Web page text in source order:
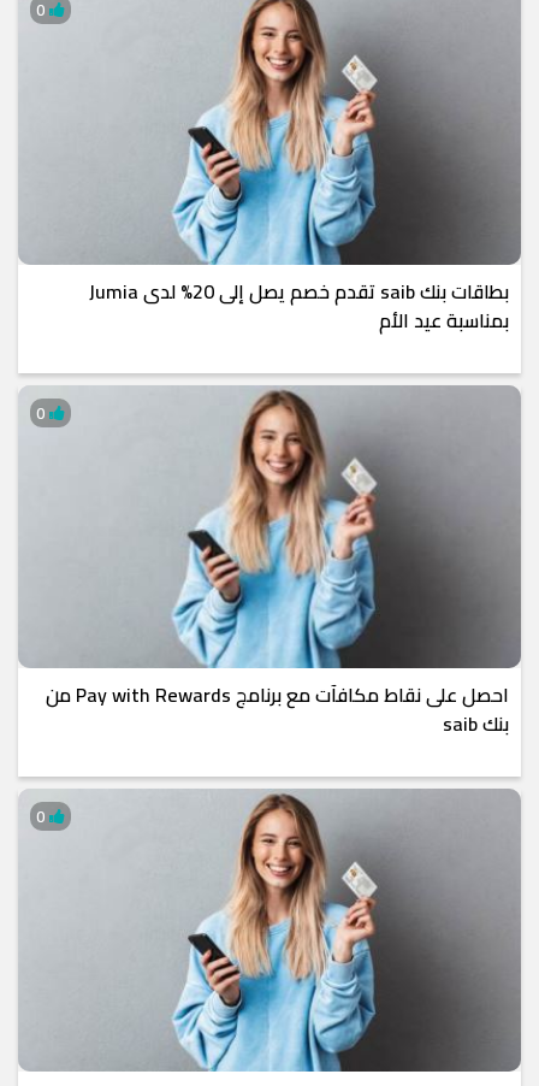
بطاقات بنك saib تقدم خصم يصل إلى 20% لدى Jumia
بمناسبة عيد الأم
احصل على نقاط مكافآت مع برنامج Pay with Rewards من
بنك saib